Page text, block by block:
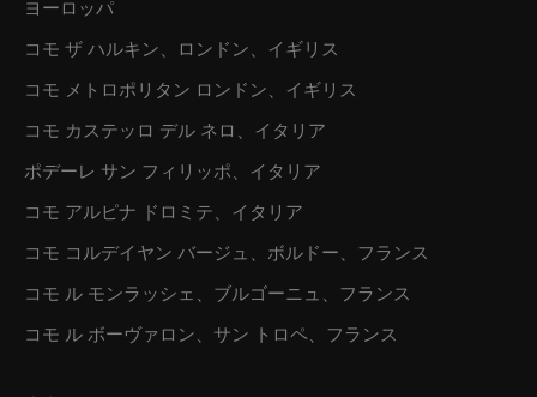
ヨーロッパ
コモ ザ ハルキン、ロンドン、イギリス
コモ メトロポリタン ロンドン、イギリス
コモ カステッロ デル ネロ、イタリア
ポデーレ サン フィリッポ、イタリア
コモ アルピナ ドロミテ、イタリア
コモ コルデイヤン バージュ、ボルドー、フランス
コモ ル モンラッシェ、ブルゴーニュ、フランス
コモ ル ボーヴァロン、サン トロペ、フランス